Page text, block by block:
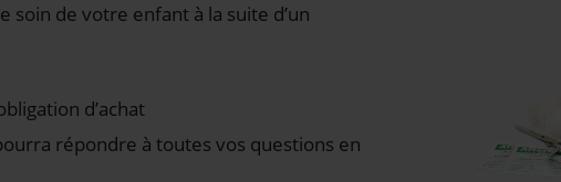
de votre enfant à la suite d’un
d’achat
répondre à toutes vos questions en